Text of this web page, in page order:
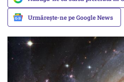
Urmărește-ne pe Google News